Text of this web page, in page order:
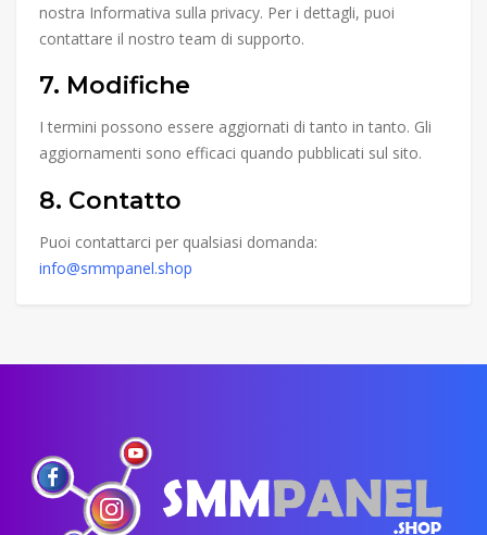
nostra Informativa sulla privacy. Per i dettagli, puoi
contattare il nostro team di supporto.
7. Modifiche
I termini possono essere aggiornati di tanto in tanto. Gli
aggiornamenti sono efficaci quando pubblicati sul sito.
8. Contatto
Puoi contattarci per qualsiasi domanda:
info@smmpanel.shop